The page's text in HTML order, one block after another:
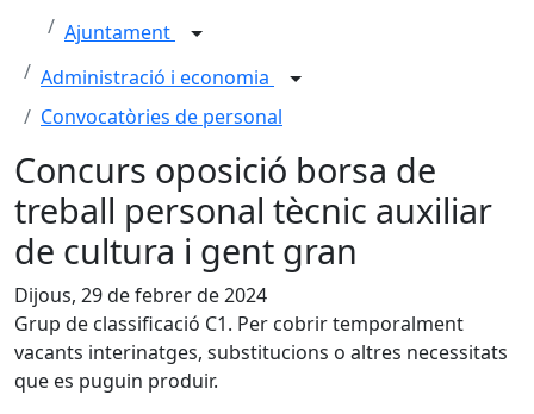
Ajuntament
Administració i economia
Convocatòries de personal
Concurs oposició borsa de
treball personal tècnic auxiliar
de cultura i gent gran
Dijous, 29 de febrer de 2024
Grup de classificació C1. Per cobrir temporalment
vacants interinatges, substitucions o altres necessitats
que es puguin produir.